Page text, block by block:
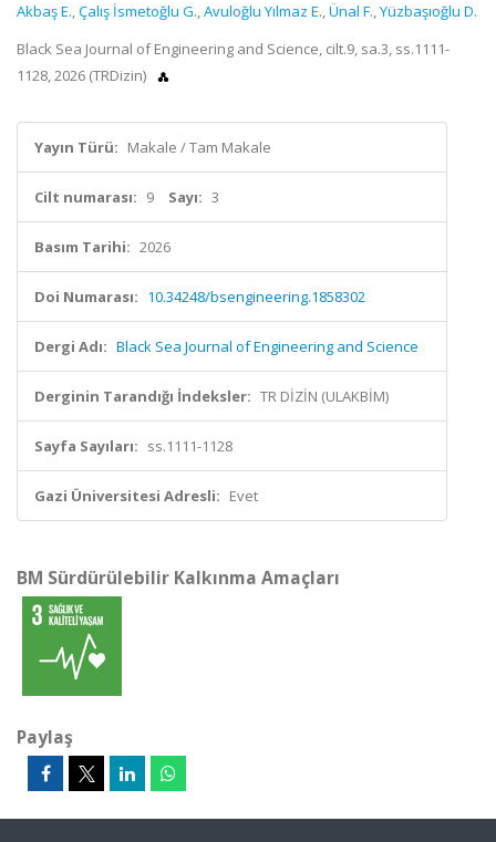
Akbaş E.,Çalış İsmetoğlu G.,Avuloğlu Yılmaz E.,Ünal F.,Yüzbaşıoğlu D.
Black Sea Journal of Engineering and Science, cilt.9, sa.3, ss.1111-
1128, 2026 (TRDizin)
Yayın Türü: Makale / Tam Makale
Cilt numarası: 9 Sayı: 3
Basım Tarihi: 2026
Doi Numarası: 10.34248/bsengineering.1858302
Dergi Adı: Black Sea Journal of Engineering and Science
Derginin Tarandığı İndeksler: TR DİZİN (ULAKBİM)
Sayfa Sayıları: ss.1111-1128
Gazi Üniversitesi Adresli: Evet
BM Sürdürülebilir Kalkınma Amaçları
Paylaş